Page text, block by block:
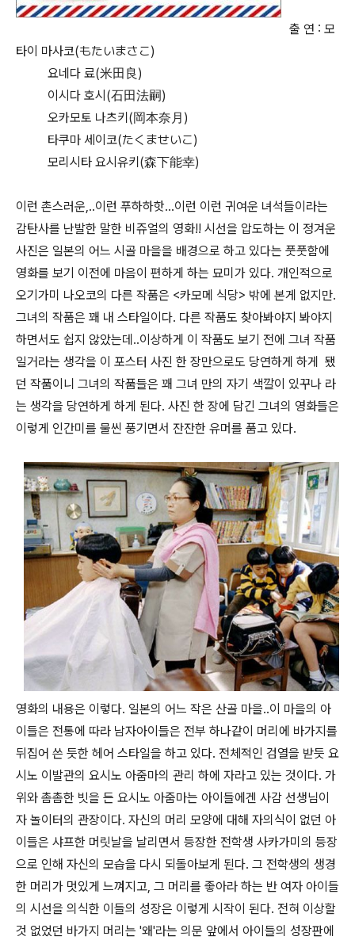
출 연 : 모
타이 마사코(もたいまさこ)
요네다 료(米田良)
이시다 호시(石田法嗣)
오카모토 나츠키(岡本奈月)
타쿠마 세이코(たくませいこ)
모리시타 요시유키(森下能幸)
이런 촌스러운,..이런 푸하하핫...이런 이런 귀여운 녀석들이라는
감탄사를 난발한 말한 비쥬얼의 영화!! 시선을 압도하는 이 정겨운
사진은 일본의 어느 시골 마을을 배경으로 하고 있다는 풋풋함에
영화를 보기 이전에 마음이 편하게 하는 묘미가 있다. 개인적으로
오기가미 나오코의 다른 작품은 <카모메 식당> 밖에 본게 없지만.
그녀의 작품은 꽤 내 스타일이다. 다른 작품도 찾아봐야지 봐야지
하면서도 쉽지 않았는데..이상하게 이 작품도 보기 전에 그녀 작품
일거라는 생각을 이 포스터 사진 한 장만으로도 당연하게 하게 됐
던 작품이니 그녀의 작품들은 꽤 그녀 만의 자기 색깔이 있꾸나 라
는 생각을 당연하게 하게 된다. 사진 한 장에 담긴 그녀의 영화들은
이렇게 인간미를 물씬 풍기면서 잔잔한 유머를 품고 있다.
영화의 내용은 이렇다. 일본의 어느 작은 산골 마을..이 마을의 아
이들은 전통에 따라 남자아이들은 전부 하나같이 머리에 바가지를
뒤집어 쓴 듯한 헤어 스타일을 하고 있다. 전체적인 검열을 받듯 요
시노 이발관의 요시노 아줌마의 관리 하에 자라고 있는 것이다. 가
위와 촘촘한 빗을 든 요시노 아줌마는 아이들에겐 사감 선생님이
자 놀이터의 관장이다. 자신의 머리 모양에 대해 자의식이 없던 아
이들은 샤프한 머릿날을 날리면서 등장한 전학생 사카가미의 등장
으로 인해 자신의 모습을 다시 되돌아보게 된다. 그 전학생의 생경
한 머리가 멋있게 느껴지고, 그 머리를 좋아라 하는 반 여자 아이들
의 시선을 의식한 이들의 성장은 이렇게 시작이 된다. 전혀 이상할
것 없었던 바가지 머리는 '왜'라는 의문 앞에서 아이들의 성장판에